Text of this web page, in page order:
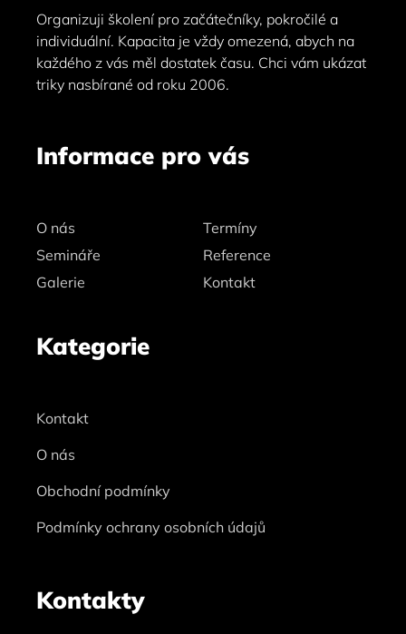
Organizuji školení pro začátečníky, pokročilé a
individuální. Kapacita je vždy omezená, abych na
každého z vás měl dostatek času. Chci vám ukázat
triky nasbírané od roku 2006.
Informace pro vás
O nás
Termíny
Semináře
Reference
Galerie
Kontakt
Kategorie
Kontakt
O nás
Obchodní podmínky
Podmínky ochrany osobních údajů
Kontakty